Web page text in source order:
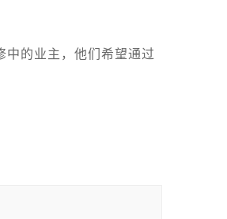
中的业主，他们希望通过